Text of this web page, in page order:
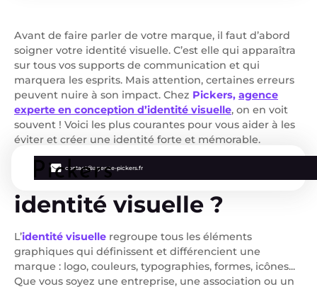
contact@agence-pickers.fr
Avant de faire parler de votre marque, il faut d’abord
soigner votre identité visuelle. C’est elle qui apparaîtra
sur tous vos supports de communication et qui
marquera les esprits. Mais attention, certaines erreurs
peuvent nuire à son impact. Chez Pickers, agence
experte en conception d’identité visuelle, on en voit
souvent ! Voici les plus courantes pour vous aider à les
éviter et créer une identité forte et mémorable.
Qu’est-ce qu’une
identité visuelle ?
L’identité visuelle regroupe tous les éléments
graphiques qui définissent et différencient une
marque : logo, couleurs, typographies, formes, icônes...
Que vous soyez une entreprise, une association ou un